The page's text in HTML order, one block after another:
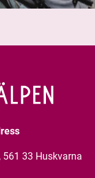
561 33 Huskvarna